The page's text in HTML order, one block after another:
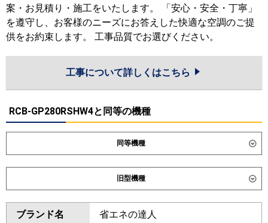
案・お見積り・施工をいたします。 「安心・安全・丁寧」
を遵守し、お客様のニーズにお答えした快適な空調のご提
供をお約束します。 工事品質でお選びください。
工事について詳しくはこちら
RCB-GP280RSHW4と同等の機種
同等機種
ダイキン SZRB280CW
東芝 GBSF28014MUB
三菱電機
旧型機種
ダイキン SZRB280BAW SZRB280BW
SZRB280AW
ブランド名 省エネの達人